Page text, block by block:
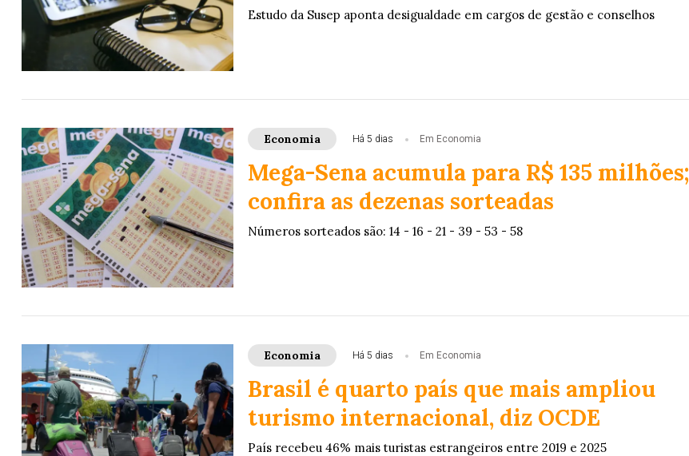
Estudo da Susep aponta desigualdade em cargos de gestão e conselhos
Economia Há 5 dias Em Economia
Mega-Sena acumula para R$ 135 milhões;
confira as dezenas sorteadas
Números sorteados são: 14 - 16 - 21 - 39 - 53 - 58
Economia Há 5 dias Em Economia
Brasil é quarto país que mais ampliou
turismo internacional, diz OCDE
País recebeu 46% mais turistas estrangeiros entre 2019 e 2025